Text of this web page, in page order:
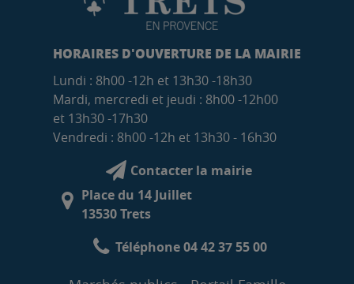
HORAIRES D'OUVERTURE DE LA MAIRIE
Lundi : 8h00 -12h et 13h30 -18h30
Mardi, mercredi et jeudi : 8h00 -12h00
et 13h30 -17h30
Vendredi : 8h00 -12h et 13h30 - 16h30
Contacter la mairie
Place du 14 Juillet
13530 Trets
Téléphone 04 42 37 55 00